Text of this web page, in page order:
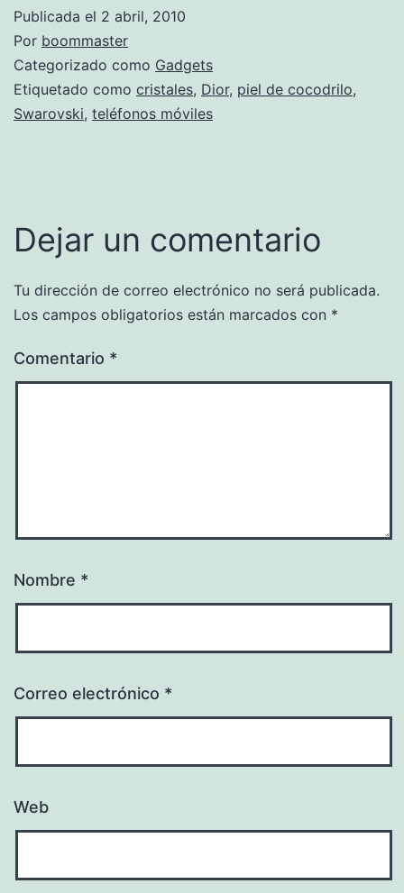
Publicada el 2 abril, 2010
Por boommaster
Categorizado como Gadgets
Etiquetado como cristales, Dior, piel de cocodrilo,
Swarovski, teléfonos móviles
Dejar un comentario
Tu dirección de correo electrónico no será publicada.
Los campos obligatorios están marcados con *
Comentario *
Nombre *
Correo electrónico *
Web